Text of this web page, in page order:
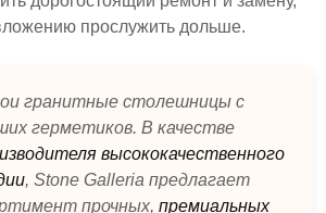
прослужить дольше.
гранитные столешницы с
герметиков. В качестве
высококачественного
, Stone Galleria предлагает
прочных,премиальных